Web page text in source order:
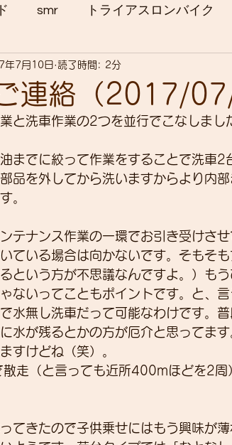
smr トライアスロンバイク
gruppo bici-okadaman
フロントシングル化 入荷 セ
営業 紹介 独り言 パワ
連絡（2017/
年7月10日 読了時間: 2分
と洗車作業の2つを並行でこなしまし
までに絞って作業をすることで洗車2
品を外してから洗いますからより内部
。
テナンス作業の一環でお引き受けさ
ている場合は向かないです。そもそ
という方が不思議なんですよ。）も
ないってこともポイントです。と、
水無し洗車だって可能なわけです。
水が残るとかの方が厄介と思ってま
すけどね（笑）。
走（と言っても近所400mほどを2周
てきたので子供乗せにはもう興味が